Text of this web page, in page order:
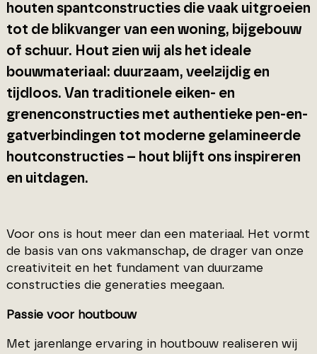
houten spantconstructies die vaak uitgroeien
tot de blikvanger van een woning, bijgebouw
of schuur. Hout zien wij als het ideale
bouwmateriaal: duurzaam, veelzijdig en
tijdloos. Van traditionele eiken- en
grenenconstructies met authentieke pen-en-
gatverbindingen tot moderne gelamineerde
houtconstructies – hout blijft ons inspireren
en uitdagen.
Voor ons is hout meer dan een materiaal. Het vormt
de basis van ons vakmanschap, de drager van onze
creativiteit en het fundament van duurzame
constructies die generaties meegaan.
Passie voor houtbouw
Met jarenlange ervaring in houtbouw realiseren wij